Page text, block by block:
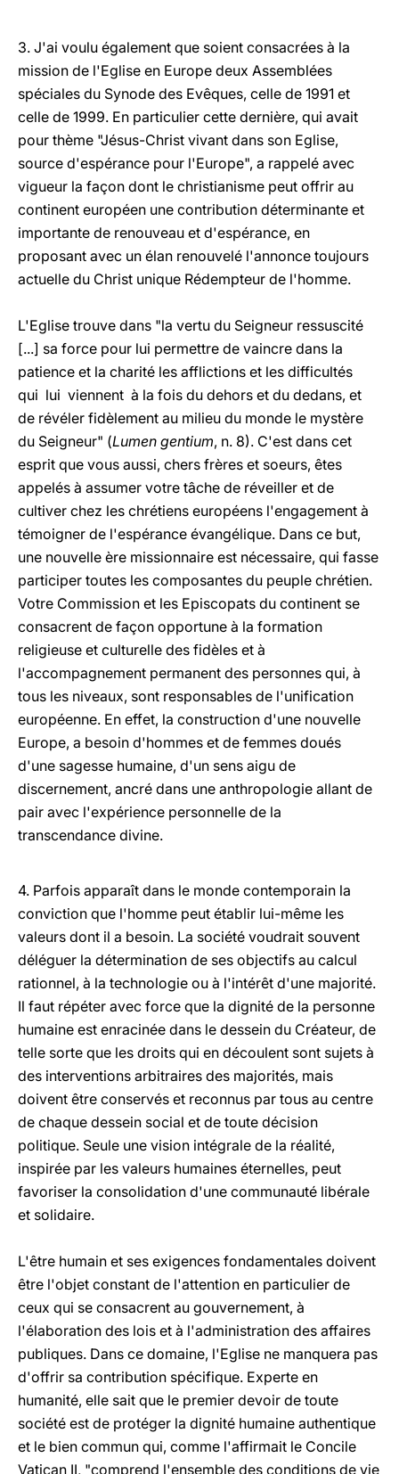
3. J'ai voulu également que soient consacrées à la
mission de l'Eglise en Europe deux Assemblées
spéciales du Synode des Evêques, celle de 1991 et
celle de 1999. En particulier cette dernière, qui avait
pour thème "Jésus-Christ vivant dans son Eglise,
source d'espérance pour l'Europe", a rappelé avec
vigueur la façon dont le christianisme peut offrir au
continent européen une contribution déterminante et
importante de renouveau et d'espérance, en
proposant avec un élan renouvelé l'annonce toujours
actuelle du Christ unique Rédempteur de l'homme.
L'Eglise trouve dans "la vertu du Seigneur ressuscité
[...] sa force pour lui permettre de vaincre dans la
patience et la charité les afflictions et les difficultés
qui lui viennent à la fois du dehors et du dedans, et
de révéler fidèlement au milieu du monde le mystère
du Seigneur" (Lumen gentium, n. 8). C'est dans cet
esprit que vous aussi, chers frères et soeurs, êtes
appelés à assumer votre tâche de réveiller et de
cultiver chez les chrétiens européens l'engagement à
témoigner de l'espérance évangélique. Dans ce but,
une nouvelle ère missionnaire est nécessaire, qui fasse
participer toutes les composantes du peuple chrétien.
Votre Commission et les Episcopats du continent se
consacrent de façon opportune à la formation
religieuse et culturelle des fidèles et à
l'accompagnement permanent des personnes qui, à
tous les niveaux, sont responsables de l'unification
européenne. En effet, la construction d'une nouvelle
Europe, a besoin d'hommes et de femmes doués
d'une sagesse humaine, d'un sens aigu de
discernement, ancré dans une anthropologie allant de
pair avec l'expérience personnelle de la
transcendance divine.
4. Parfois apparaît dans le monde contemporain la
conviction que l'homme peut établir lui-même les
valeurs dont il a besoin. La société voudrait souvent
déléguer la détermination de ses objectifs au calcul
rationnel, à la technologie ou à l'intérêt d'une majorité.
Il faut répéter avec force que la dignité de la personne
humaine est enracinée dans le dessein du Créateur, de
telle sorte que les droits qui en découlent sont sujets à
des interventions arbitraires des majorités, mais
doivent être conservés et reconnus par tous au centre
de chaque dessein social et de toute décision
politique. Seule une vision intégrale de la réalité,
inspirée par les valeurs humaines éternelles, peut
favoriser la consolidation d'une communauté libérale
et solidaire.
L'être humain et ses exigences fondamentales doivent
être l'objet constant de l'attention en particulier de
ceux qui se consacrent au gouvernement, à
l'élaboration des lois et à l'administration des affaires
publiques. Dans ce domaine, l'Eglise ne manquera pas
d'offrir sa contribution spécifique. Experte en
humanité, elle sait que le premier devoir de toute
société est de protéger la dignité humaine authentique
et le bien commun qui, comme l'affirmait le Concile
Vatican II, "comprend l'ensemble des conditions de vie